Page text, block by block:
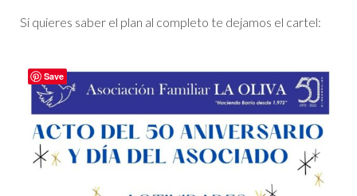
Si quieres saber el plan al completo te dejamos el cartel:
Save